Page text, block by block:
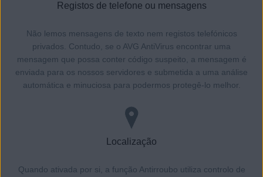
Registos de telefone ou mensagens
Não lemos mensagens de texto nem registos telefónicos
privados. Contudo, se o AVG AntiVirus encontrar uma
mensagem que possa conter código suspeito, a mensagem é
enviada para os nossos servidores e submetida a uma análise
automática e minuciosa para podermos protegê-lo melhor.
Localização
Quando ativada por si, a função Antirroubo utiliza controlo de